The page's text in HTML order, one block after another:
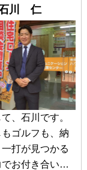
川 仁
、石川です。
ゴルフも、納
打が見つかる
でお付き合いし